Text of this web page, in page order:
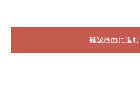
確認画面に進む